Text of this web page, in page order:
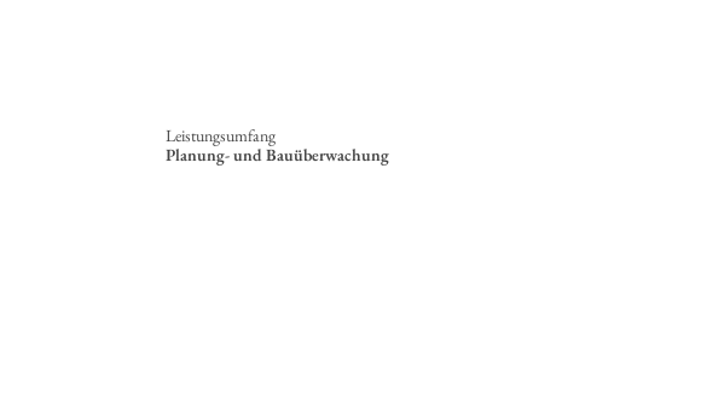
Leistungsumfang
Planung- und Bauüberwachung